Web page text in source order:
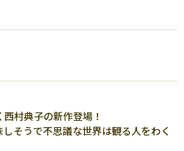
村典子の新作登場！
そうで不思議な世界は観る人をわく